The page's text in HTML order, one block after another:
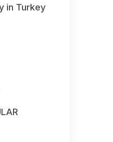
in Turkey